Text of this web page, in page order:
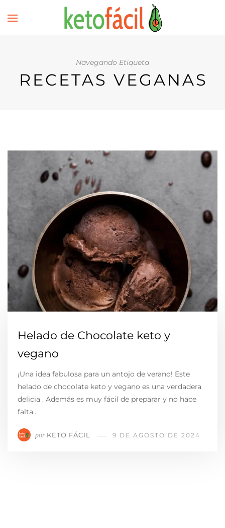
Navegando Etiqueta
RECETAS VEGANAS
Helado de Chocolate keto y
vegano
¡Una idea fabulosa para un antojo de verano! Este
helado de chocolate keto y vegano es una verdadera
delicia . Además es muy fácil de preparar y no hace
falta…
por KETO FÁCIL 9 DE AGOSTO DE 2024